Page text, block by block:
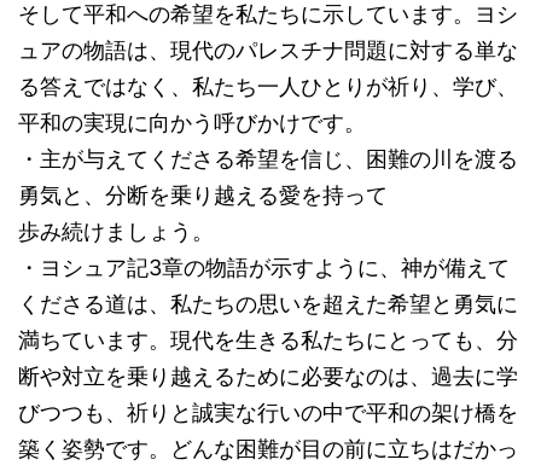
そして平和への希望を私たちに示しています。ヨシ
ュアの物語は、現代のパレスチナ問題に対する単な
る答えではなく、私たち一人ひとりが祈り、学び、
平和の実現に向かう呼びかけです。
・主が与えてくださる希望を信じ、困難の川を渡る
勇気と、分断を乗り越える愛を持って
歩み続けましょう。
・ヨシュア記3章の物語が示すように、神が備えて
くださる道は、私たちの思いを超えた希望と勇気に
満ちています。現代を生きる私たちにとっても、分
断や対立を乗り越えるために必要なのは、過去に学
びつつも、祈りと誠実な行いの中で平和の架け橋を
築く姿勢です。どんな困難が目の前に立ちはだかっ